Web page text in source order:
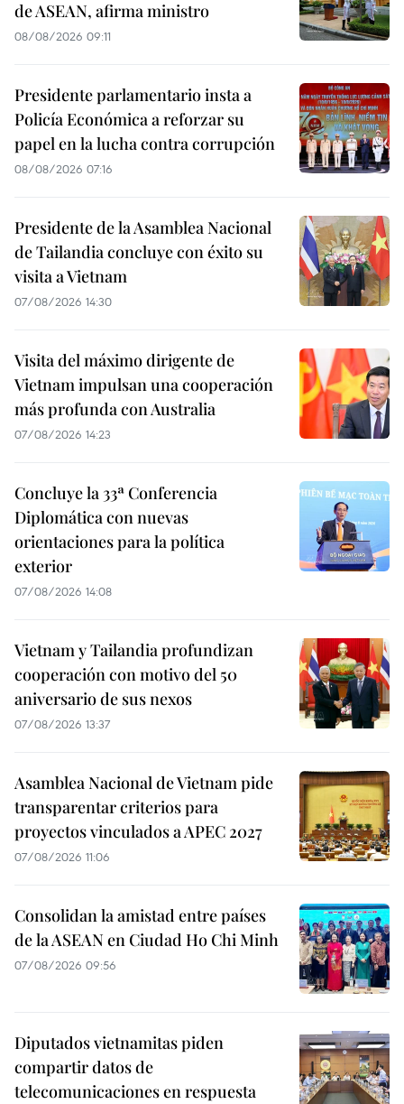
de ASEAN, afirma ministro
08/08/2026 09:11
Presidente parlamentario insta a
Policía Económica a reforzar su
papel en la lucha contra corrupción
08/08/2026 07:16
Presidente de la Asamblea Nacional
de Tailandia concluye con éxito su
visita a Vietnam
07/08/2026 14:30
Visita del máximo dirigente de
Vietnam impulsan una cooperación
más profunda con Australia
07/08/2026 14:23
Concluye la 33ª Conferencia
Diplomática con nuevas
orientaciones para la política
exterior
07/08/2026 14:08
Vietnam y Tailandia profundizan
cooperación con motivo del 50
aniversario de sus nexos
07/08/2026 13:37
Asamblea Nacional de Vietnam pide
transparentar criterios para
proyectos vinculados a APEC 2027
07/08/2026 11:06
Consolidan la amistad entre países
de la ASEAN en Ciudad Ho Chi Minh
07/08/2026 09:56
Diputados vietnamitas piden
compartir datos de
telecomunicaciones en respuesta